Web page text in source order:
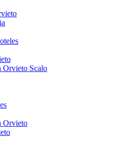
Orvieto Scalo
Orvieto